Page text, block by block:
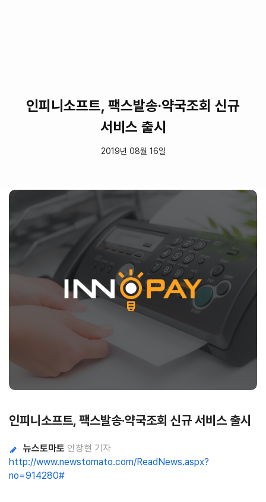
인피니소프트, 팩스발송·약국조회 신규
서비스 출시
2019년 08월 16일
인피니소프트, 팩스발송·약국조회 신규 서비스 출시
뉴스토마토 안창현 기자
http://www.newstomato.com/ReadNews.aspx?
no=914280#